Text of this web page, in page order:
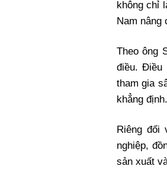
không chỉ
Nam nâng
Theo ông
điều. Điều
tham gia
khẳng định.
Riêng đối
nghiệp,
sản xuất